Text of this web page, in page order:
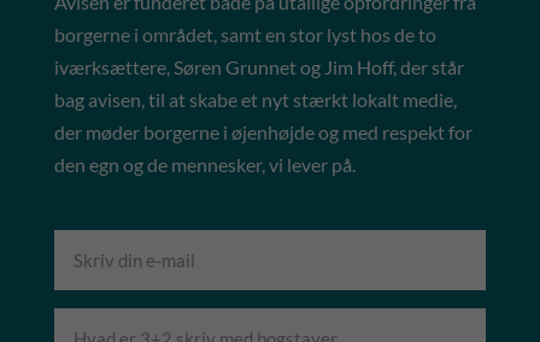
borgerne i området, samt en stor lyst hos de to
iværksættere, Søren Grunnet og Jim Hoff, der står
bag avisen, til at skabe et nyt stærkt lokalt medie,
der møder borgerne i øjenhøjde og med respekt for
den egn og de mennesker, vi lever på.